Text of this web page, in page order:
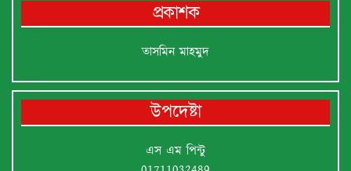
প্রকাশক
তাসমিন মাহমুদ
উপদেষ্টা
এস এম পিন্টু